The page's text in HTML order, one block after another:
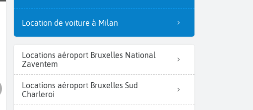
Location de voiture à Milan
Locations aéroport Bruxelles National
Zaventem
Locations aéroport Bruxelles Sud
Charleroi